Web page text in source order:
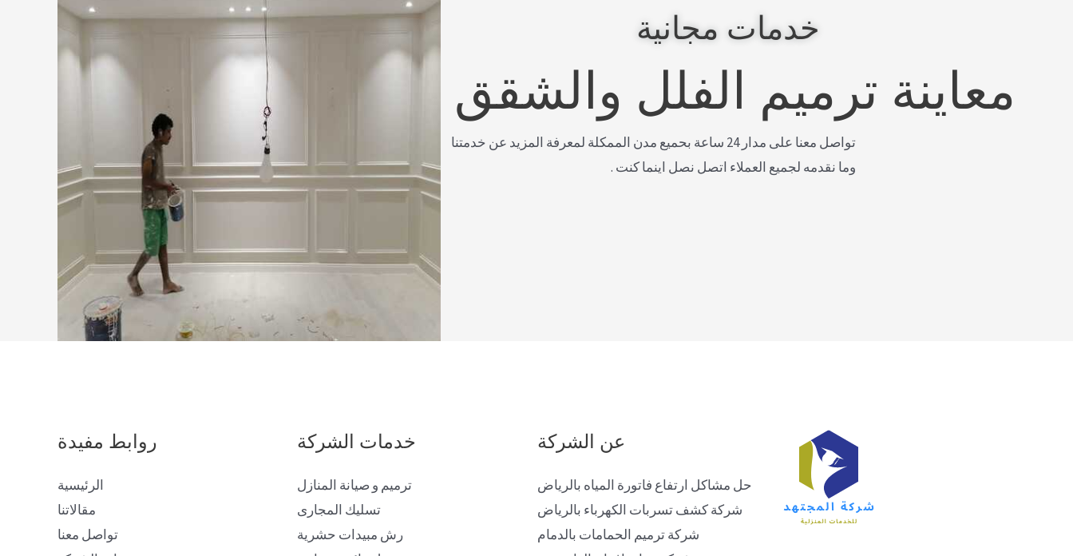
خدمات مجانية
معاينة ترميم الفلل والشقق
تواصل معنا على مدار 24 ساعة بحميع مدن الممكلة لمعرفة المزيد عن خدمتنا
وما نقدمه لجميع العملاء اتصل نصل اينما كنت .
عن الشركة
حل مشاكل ارتفاع فاتورة المياه بالرياض
شركة كشف تسربات الكهرباء بالرياض
شركة ترميم الحمامات بالدمام
خدمات الشركة
ترميم و صيانة المنازل
تسليك المجارى
رش مبيدات حشرية
روابط مفيدة
الرئيسية
مقالاتنا
تواصل معنا